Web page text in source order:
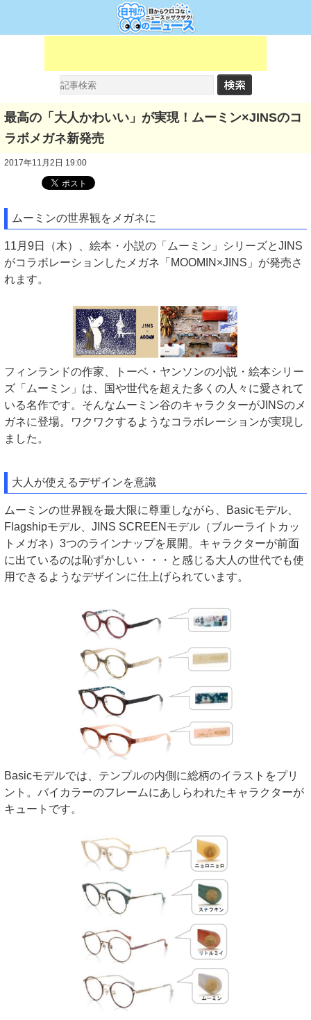
最高の「大人かわいい」が実現！ムーミン×JINSのコ
ラボメガネ新発売
2017年11月2日 19:00
ムーミンの世界観をメガネに
11月9日（木）、絵本・小説の「ムーミン」シリーズとJINS
がコラボレーションしたメガネ「MOOMIN×JINS」が発売さ
れます。
フィンランドの作家、トーベ・ヤンソンの小説・絵本シリー
ズ「ムーミン」は、国や世代を超えた多くの人々に愛されて
いる名作です。そんなムーミン谷のキャラクターがJINSのメ
ガネに登場。ワクワクするようなコラボレーションが実現し
ました。
大人が使えるデザインを意識
ムーミンの世界観を最大限に尊重しながら、Basicモデル、
Flagshipモデル、JINS SCREENモデル（ブルーライトカッ
トメガネ）3つのラインナップを展開。キャラクターが前面
に出ているのは恥ずかしい・・・と感じる大人の世代でも使
用できるようなデザインに仕上げられています。
Basicモデルでは、テンプルの内側に総柄のイラストをプリ
ント。バイカラーのフレームにあしらわれたキャラクターが
キュートです。